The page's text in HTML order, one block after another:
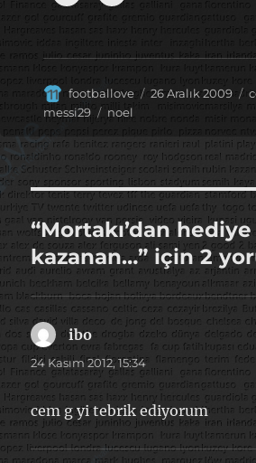
Yazar
footballove
Yayın
26 Aralık 2009
messi29
Etiketler
noel
“Mortakı’dan
kazanan…” için 2
ibodedi
ki:
24 Kasım 2012, 15:34
cem g yi tebrik ediyorum